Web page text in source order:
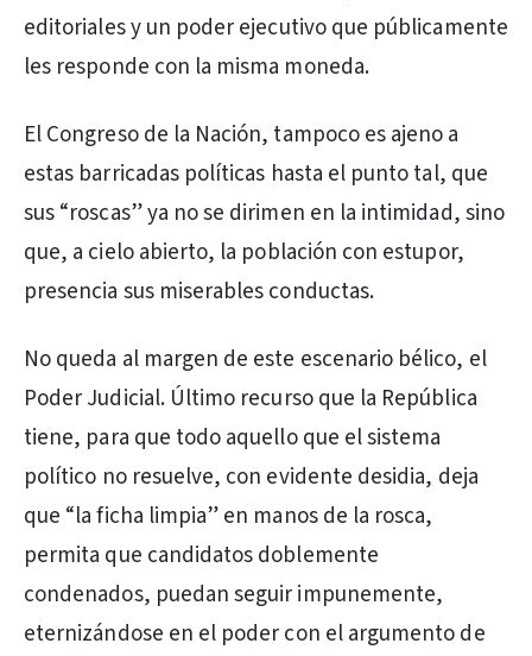
editoriales y un poder ejecutivo que públicamente
les responde con la misma moneda.
El Congreso de la Nación, tampoco es ajeno a
estas barricadas políticas hasta el punto tal, que
sus “roscas” ya no se dirimen en la intimidad, sino
que, a cielo abierto, la población con estupor,
presencia sus miserables conductas.
No queda al margen de este escenario bélico, el
Poder Judicial. Último recurso que la República
tiene, para que todo aquello que el sistema
político no resuelve, con evidente desidia, deja
que “la ficha limpia” en manos de la rosca,
permita que candidatos doblemente
condenados, puedan seguir impunemente,
eternizándose en el poder con el argumento de